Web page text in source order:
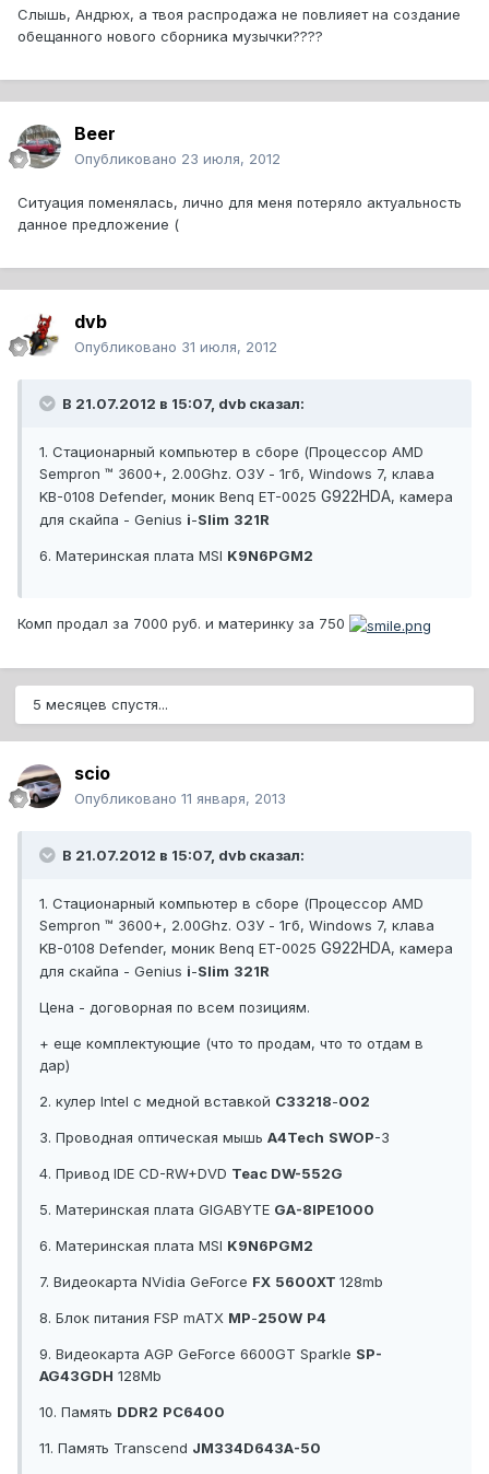
Слышь, Андрюх, а твоя распродажа не повлияет на создание
обещанного нового сборника музычки????
Beer
Опубликовано 23 июля, 2012
Ситуация поменялась, лично для меня потеряло актуальность
данное предложение (
dvb
Опубликовано 31 июля, 2012
В 21.07.2012 в 15:07, dvb сказал:
1. Стационарный компьютер в сборе (Процессор AMD
Sempron ™ 3600+, 2.00Ghz. ОЗУ - 1гб, Windows 7, клава
KB-0108 Defender, моник Benq ET-0025 G922HDA, камера
для скайпа - Genius i-Slim 321R
6. Материнская плата MSI K9N6PGM2
Комп продал за 7000 руб. и материнку за 750
5 месяцев спустя...
scio
Опубликовано 11 января, 2013
В 21.07.2012 в 15:07, dvb сказал:
1. Стационарный компьютер в сборе (Процессор AMD
Sempron ™ 3600+, 2.00Ghz. ОЗУ - 1гб, Windows 7, клава
KB-0108 Defender, моник Benq ET-0025 G922HDA, камера
для скайпа - Genius i-Slim 321R
Цена - договорная по всем позициям.
+ еще комплектующие (что то продам, что то отдам в
дар)
2. кулер Intel c медной вставкой С33218-002
3. Проводная оптическая мышь A4Tech SWOP-3
4. Привод IDE CD-RW+DVD Teac DW-552G
5. Материнская плата GIGABYTE GA-8IPE1000
6. Материнская плата MSI K9N6PGM2
7. Видеокарта NVidia GeForce FX 5600XT 128mb
8. Блок питания FSP mATX MP-250W P4
9. Видеокарта AGP GeForce 6600GT Sparkle SP-
AG43GDH 128Mb
10. Память DDR2 PC6400
11. Память Transcend JM334D643A-50